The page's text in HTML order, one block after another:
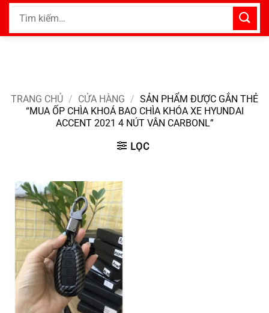
Bỏ
nội
Tìm
TRANG CHỦ / CỬA HÀNG / SẢN PHẨM ĐƯỢC GẮN THẺ
“MUA ỐP CHÌA KHOÁ BAO CHÌA KHÓA XE HYUNDAI
ACCENT 2021 4 NÚT VÂN CARBONL”
LỌC